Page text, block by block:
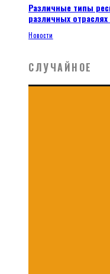
Различные типы
различных
Новости
СЛУЧАЙНОЕ